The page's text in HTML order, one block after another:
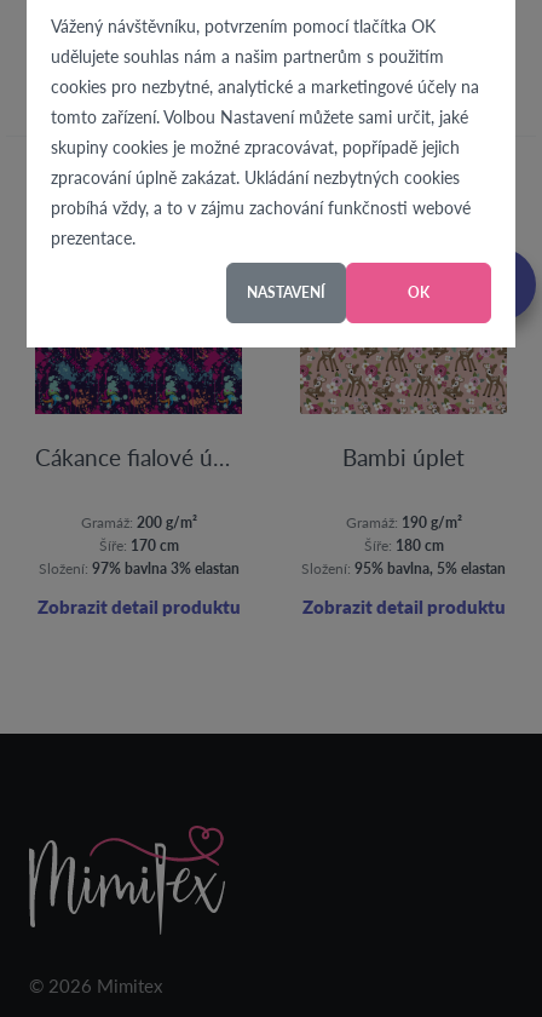
Vážený návštěvníku, potvrzením pomocí tlačítka OK
udělujete souhlas nám a našim partnerům s použitím
cookies pro nezbytné, analytické a marketingové účely na
tomto zařízení. Volbou Nastavení můžete sami určit, jaké
skupiny cookies je možné zpracovávat, popřípadě jejich
zpracování úplně zakázat. Ukládání nezbytných cookies
probíhá vždy, a to v zájmu zachování funkčnosti webové
prezentace.
NASTAVENÍ OK
K této látce doporučujeme
Cákance fialové úplet
Gramáž: 200 g/m²
Šíře: 170 cm
Složení: 97% bavlna 3% elastan
Zobrazit detail produktu
Bambi úplet
Gramáž: 190 g/m²
Šíře: 180 cm
Složení: 95% bavlna, 5% elastan
Zobrazit detail produktu
© 2026 Mimitex